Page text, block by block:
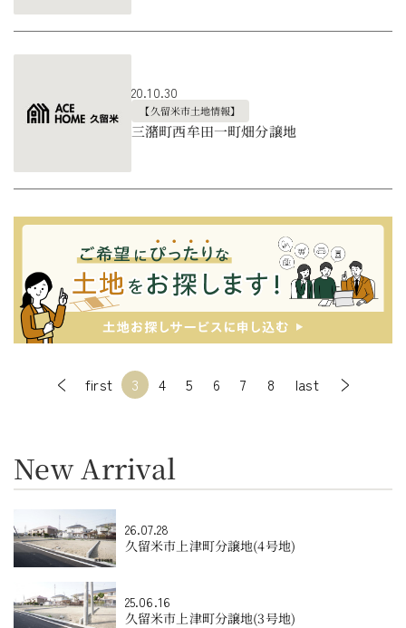
20.10.30
【久留米市土地情報】
三潴町西牟田一町畑分譲地
first 3 4 5 6 7 8 last
New Arrival
26.07.28
久留米市上津町分譲地(4号地)
25.06.16
久留米市上津町分譲地(3号地)